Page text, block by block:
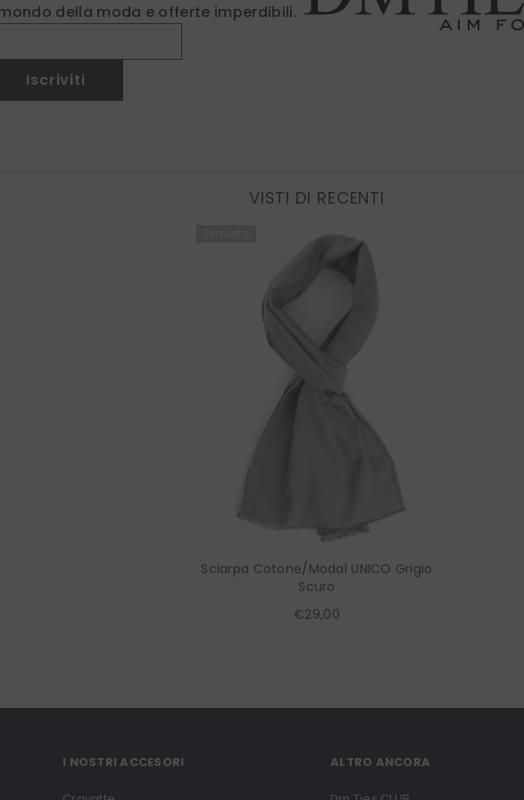
della moda e offerte imperdibili.
Iscriviti
VISTI DI RECENTI
Sciarpa Cotone/Modal UNICO Grigio
Scuro
€29,00
I NOSTRI ACCESORI ALTRO ANCORA